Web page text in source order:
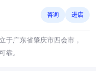
咨询 进店
于广东省肇庆市四会市，
靠。